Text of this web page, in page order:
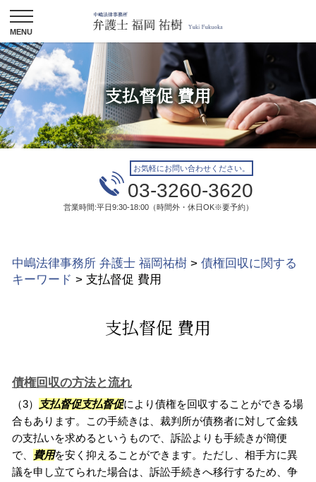
支払督促 費用
お気軽にお問い合わせください。
03-3260-3620
営業時間:平日9:30-18:00（時間外・休日OK※要予約）
中嶋法律事務所 弁護士 福岡祐樹 > 債権回収に関する
キーワード > 支払督促 費用
支払督促 費用
債権回収の方法と流れ
（3） 支払督促支払督促により債権を回収することができる場
合もあります。この手続きは、裁判所が債務者に対して金銭
の支払いを求めるというもので、訴訟よりも手続きが簡便
で、 費用を安く抑えることができます。ただし、相手方に異
議を申し立てられた場合は、訴訟手続きへ移行するため、争